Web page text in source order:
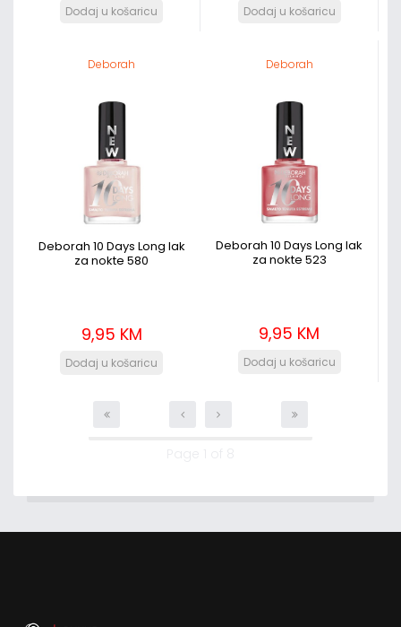
Deborah
Deborah 10 Days Long lak
za nokte 580
9,95 KM
Deborah
Deborah 10 Days Long lak
za nokte 523
9,95 KM